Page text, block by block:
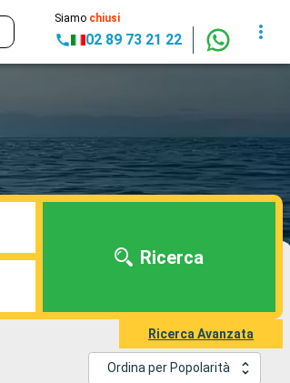
Siamo chiusi
02 89 73 21 22
Ricerca
Ricerca Avanzata
Ordina per Popolarità